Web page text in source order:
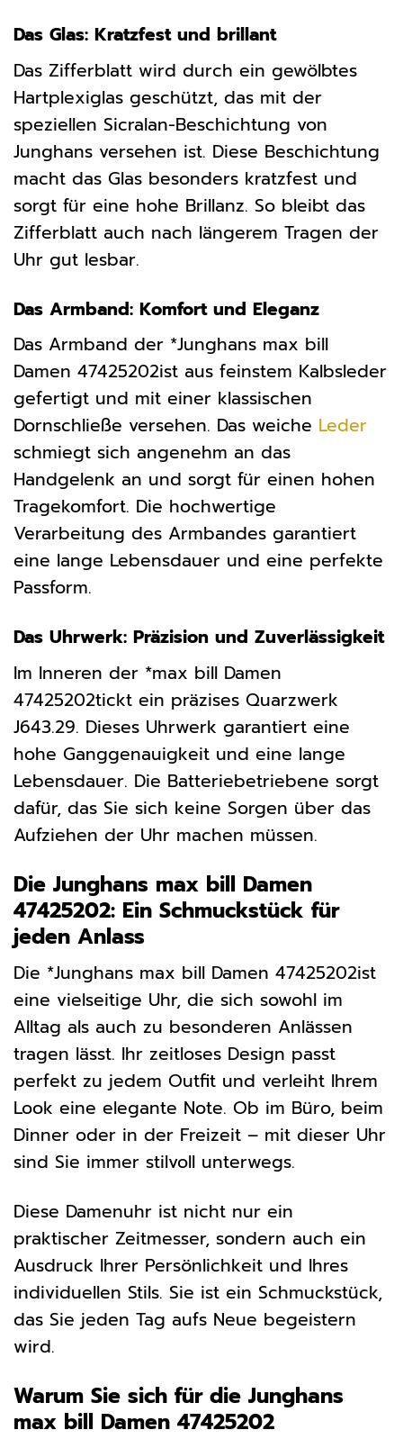
Das Glas: Kratzfest und brillant
Das Zifferblatt wird durch ein gewölbtes
Hartplexiglas geschützt, das mit der
speziellen Sicralan-Beschichtung von
Junghans versehen ist. Diese Beschichtung
macht das Glas besonders kratzfest und
sorgt für eine hohe Brillanz. So bleibt das
Zifferblatt auch nach längerem Tragen der
Uhr gut lesbar.
Das Armband: Komfort und Eleganz
Das Armband der *Junghans max bill
Damen 47425202ist aus feinstem Kalbsleder
gefertigt und mit einer klassischen
Dornschließe versehen. Das weiche Leder
schmiegt sich angenehm an das
Handgelenk an und sorgt für einen hohen
Tragekomfort. Die hochwertige
Verarbeitung des Armbandes garantiert
eine lange Lebensdauer und eine perfekte
Passform.
Das Uhrwerk: Präzision und Zuverlässigkeit
Im Inneren der *max bill Damen
47425202tickt ein präzises Quarzwerk
J643.29. Dieses Uhrwerk garantiert eine
hohe Ganggenauigkeit und eine lange
Lebensdauer. Die Batteriebetriebene sorgt
dafür, das Sie sich keine Sorgen über das
Aufziehen der Uhr machen müssen.
Die Junghans max bill Damen
47425202: Ein Schmuckstück für
jeden Anlass
Die *Junghans max bill Damen 47425202ist
eine vielseitige Uhr, die sich sowohl im
Alltag als auch zu besonderen Anlässen
tragen lässt. Ihr zeitloses Design passt
perfekt zu jedem Outfit und verleiht Ihrem
Look eine elegante Note. Ob im Büro, beim
Dinner oder in der Freizeit – mit dieser Uhr
sind Sie immer stilvoll unterwegs.
Diese Damenuhr ist nicht nur ein
praktischer Zeitmesser, sondern auch ein
Ausdruck Ihrer Persönlichkeit und Ihres
individuellen Stils. Sie ist ein Schmuckstück,
das Sie jeden Tag aufs Neue begeistern
wird.
Warum Sie sich für die Junghans
max bill Damen 47425202